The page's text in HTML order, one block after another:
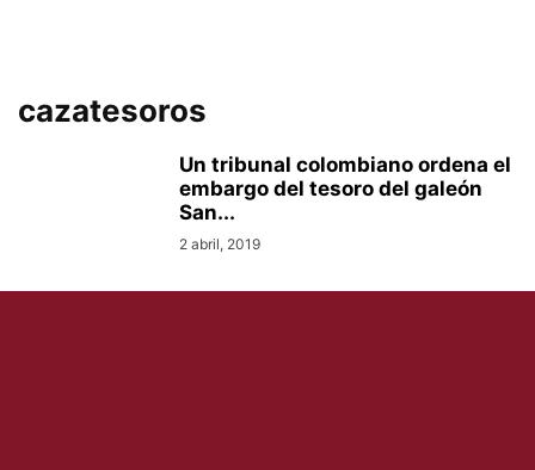
cazatesoros
Un tribunal colombiano ordena el
embargo del tesoro del galeón
San...
2 abril, 2019